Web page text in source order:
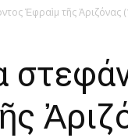
Ἐφραὶμ τῆς Ἀριζόνας